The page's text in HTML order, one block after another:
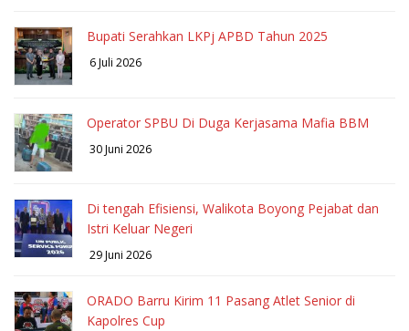
Bupati Serahkan LKPj APBD Tahun 2025
6 Juli 2026
Operator SPBU Di Duga Kerjasama Mafia BBM
30 Juni 2026
Di tengah Efisiensi, Walikota Boyong Pejabat dan
Istri Keluar Negeri
29 Juni 2026
ORADO Barru Kirim 11 Pasang Atlet Senior di
Kapolres Cup